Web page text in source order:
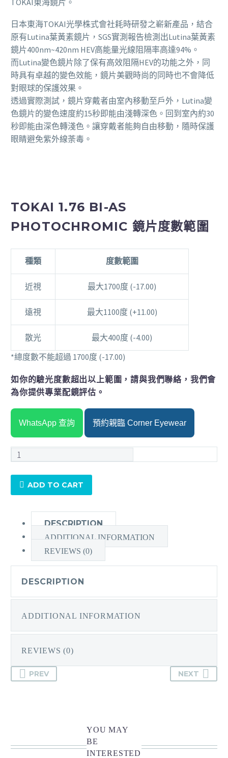
TOKAI東海鏡片。
日本東海TOKAI光學株式會社耗時研發之嶄新產品，結合
原有Lutina葉黃素鏡片，SGS實測報告檢測出Lutina葉黃素
鏡片400nm~420nm HEV高能量光線阻隔率高達94%。
而Lutina變色鏡片除了保有高效阻隔HEV的功能之外，同
時具有卓越的變色效能，鏡片美觀時尚的同時也不會降低
對眼球的保護效果。
透過實際測試，鏡片穿戴者由室內移動至戶外，Lutina變
色鏡片的變色速度約15秒即能由淺轉深色。回到室內約30
秒即能由深色轉淺色。讓穿戴者能夠自由移動，隨時保護
眼睛避免紫外線荼毒。
TOKAI 1.76 BI-AS
PHOTOCHROMIC 鏡片度數範圍
種類 度數範圍
近視 最大1700度 (-17.00)
遠視 最大1100度 (+11.00)
散光
最大400度 (-4.00)
*總度數不能超過 1700度 (-17.00)
如你的驗光度數超出以上範圍，請與我們聯絡，我們會
為你提供專業配鏡評估。
WhatsApp 查詢 預約親臨 Corner Eyewear
TOKAI
海
Photochromic
+
Lutina
藍
非
球
日
ADD TO CART
DESCRIPTION
ADDITIONAL INFORMATION
REVIEWS (0)
DESCRIPTION
ADDITIONAL INFORMATION
REVIEWS (0)
PREV NEXT
YOU MAY
BE
INTERESTED